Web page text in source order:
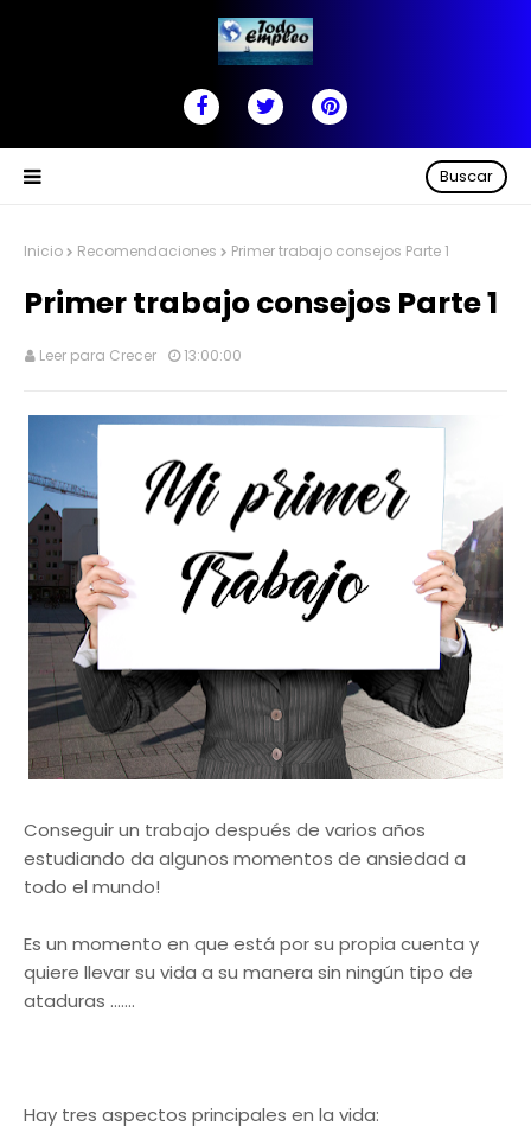
Buscar
Inicio Recomendaciones Primer trabajo consejos Parte 1
Primer trabajo consejos Parte 1
Leer para Crecer 13:00:00
Conseguir un trabajo después de varios años
estudiando da algunos momentos de ansiedad a
todo el mundo!
Es un momento en que está por su propia cuenta y
quiere llevar su vida a su manera sin ningún tipo de
ataduras .......
Hay tres aspectos principales en la vida: